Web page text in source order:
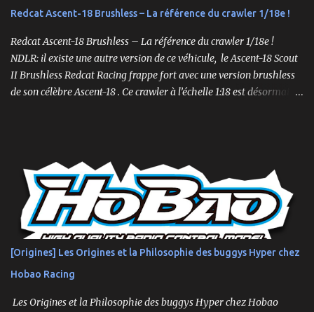
capacité à surmonter les terrains difficiles. 🛒 Voir le Traxxas X-
Maxx VXL sur Amazon Le XRT , quant à lui, est conçu pour la
vitesse et la maniabilité sur des surfaces plus planes. Sa conception
plus étroite et plus bass...
Redcat Ascent-18 Brushless – La référence du crawler 1/18e !
Redcat Ascent-18 Brushless – La référence du crawler 1/18e !
NDLR: il existe une autre version de ce véhicule, le Ascent-18 Scout
II Brushless Redcat Racing frappe fort avec une version brushless
de son célèbre Ascent-18 . Ce crawler à l’échelle 1:18 est désormais
suréquipé, l’Ascent-18 Brushless offre des performances dignes
d’un modèle 1/10. Parfait pour des sessions en intérieur ou des
parcours en extérieur, il mêle qualité, puissance et précision .
Moteur brushless 3450kv + ESC 3 voies Servo métal 4kg Hexfly
HX-M4K Suspensions à huile avec capuchons aluminium
Roulements à billes, visserie hex, châssis aluminium 2mm Essieux
portiques avec pignons en métal Spools aluminium usinés 7mm
hexes + nouveau composé de pneus haute adhérence Nouvelle
[Origines] Les Origines et la Philosophie des buggys Hyper chez
Hobao Racing
Les Origines et la Philosophie des buggys Hyper chez Hobao